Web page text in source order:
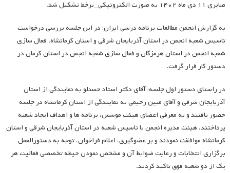
صابری ۱۱ دی ماه ۱۴۰۲ به صورت الکترونیکی_برخط تشکیل شد.
به گزارش انجمن مطالعات برنامه درسی ایران؛ در این جلسه بررسی درخواست
تاسیس شعبه انجمن در استان آذربایجان شرقی و استان کرمانشاه، فعال سازی
شعبه انجمن در استان هرمزگان و فعال سازی شعبه انجمن در استان کرمان در
دستور کار قرار گرفت.
در راستای دستور اول جلسه؛ آقای دکتر استاد حسنلو به نمایندگی از استان
آذربایجان شرقی و آقای مبین رحیمی به نمایندگی از استان کرمانشاه در جلسه
حضور یافتند و به معرفی اعضای هیئت موسس، برنامه ها و اهداف ایجاد شعبه
پرداختند. هیئت مدیره انجمن با تاسیس شعبه در استان آذربایجان شرقی و استان
کرمانشاه موافقت نمودند و بر عضوگیری، اعلام فراخوان، توجه به دستورالعمل
برگزاری انتخابات و رعایت ضوابط آن و مشخص نمودن حیطه تخصصی فعالیت هر
یک از دو شعبه فوق تاکید کردند.